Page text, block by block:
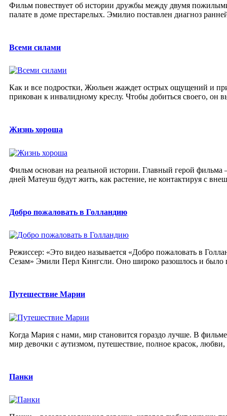
Фильм повествует об истории дружбы между двумя
палате в доме престарелых. Эмилио поставлен диагноз
Всеми силами
Как и все подростки, Жюльен жаждет острых ощущений и
прикован к инвалидному креслу. Чтобы добиться своего, он
Жизнь хороша
Фильм основан на реальной истории. Главный герой
дней Матеуш будут жить, как растение, не контактируя с
Добро пожаловать в Голландию
Режиссер: «Это видео называется «Добро пожаловать в
Сезам» Эмили Перл Кингсли. Оно широко разошлось и было
Путешествие Марии
Когда Мария с нами, мир становится гораздо лучше. В
мир девочки с аутизмом, путешествие, полное красок, любви,
Панки